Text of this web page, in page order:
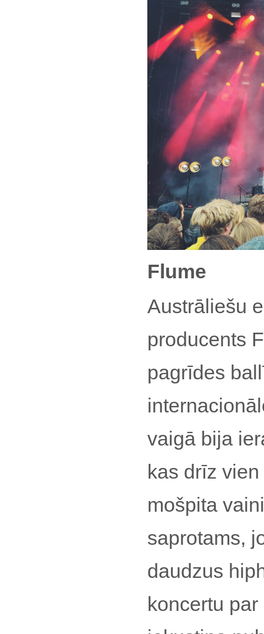
Flume
Austrāliešu
producents
pagrīdes
vaigā bija
kas drīz
mošpita
saprotams,
daudzus
koncertu